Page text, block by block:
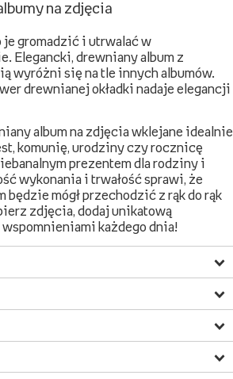
na zdjęcia
je gromadzić i utrwalać w
Elegancki, drewniany album z
wyróżni się na tle innych albumów.
drewnianej okładki nadaje elegancji
album na zdjęcia wklejane idealnie
komunię, urodziny czy rocznicę
prezentem dla rodziny i
wykonania i trwałość sprawi, że
mógł przechodzić z rąk do rąk
zdjęcia, dodaj unikatową